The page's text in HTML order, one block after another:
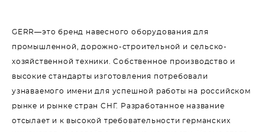
GERR—это бренд навесного оборудования для
промышленной, дорожно-строительной и сельско-
хозяйственной техники. Собственное производство и
высокие стандарты изготовления потребовали
узнаваемого имени для успешной работы на российском
рынке и рынке стран СНГ. Разработанное название
отсылает и к высокой требовательности германских